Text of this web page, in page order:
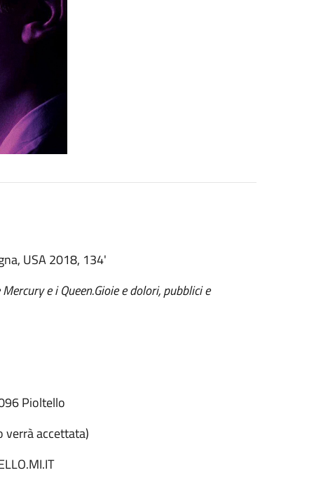
USA 2018, 134'
e i Queen.Gioie e dolori, pubblici e
Pioltello
verrà accettata)